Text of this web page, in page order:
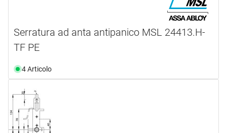
Serratura ad anta antipanico MSL 24413.H-
TF PE
4 Articolo